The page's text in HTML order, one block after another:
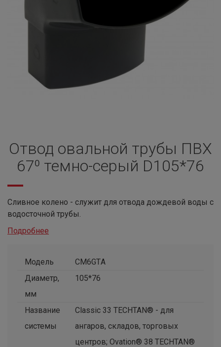
Отвод овальной трубы ПВХ
67⁰ темно-серый D105*76
Сливное колено - служит для отвода дождевой воды с
водосточной трубы.
Подробнее
Модель
CM6GTА
Диаметр,
мм
105*76
Название
системы
Classic 33 TECHTAN® - для
ангаров, складов, торговых
центров; Ovation® 38 TECHTAN®